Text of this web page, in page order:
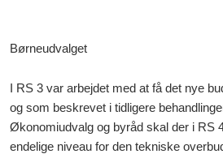
Børneudvalget
I RS 3 var arbejdet med at få det nye
og som beskrevet i tidligere
Økonomiudvalg og byråd skal der i RS
endelige niveau for den tekniske